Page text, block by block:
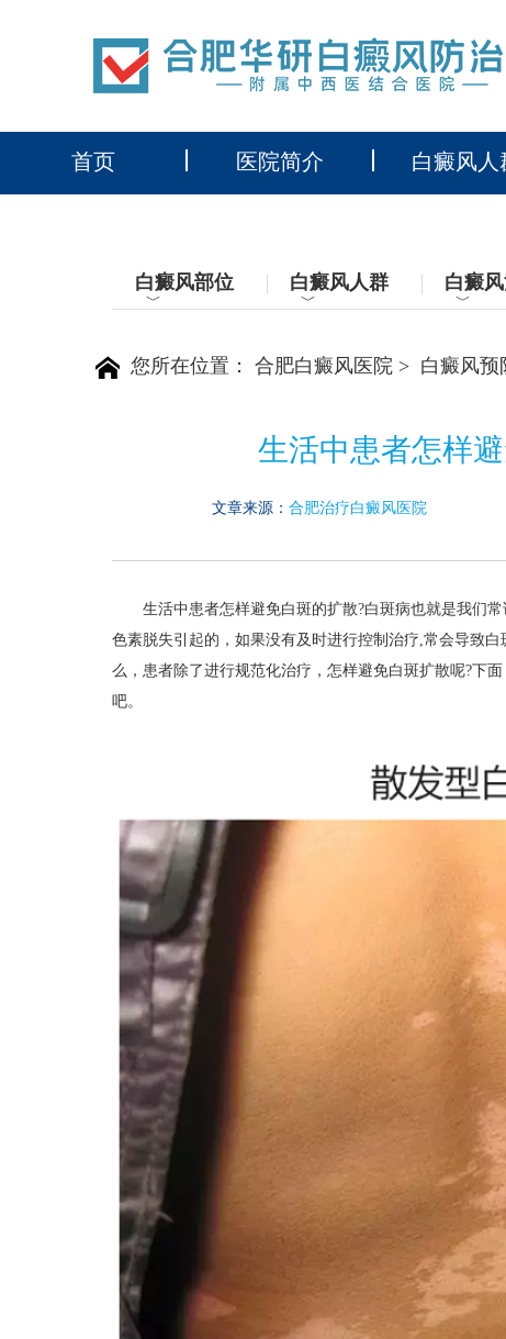
首页 医院简介 白癜风人
白癜风部位
﹀
白癜风人群
﹀
白癜
﹀
您所在位置： 合肥白癜风医院 > 白癜风预
生活中患者怎样
文章来源： 合肥治疗白癜风医院
生活中患者怎样避免白斑的扩散?白斑病也就是我们常
色素脱失引起的，如果没有及时进行控制治疗,常会导致
么，患者除了进行规范化治疗，怎样避免白斑扩散呢?下
吧。